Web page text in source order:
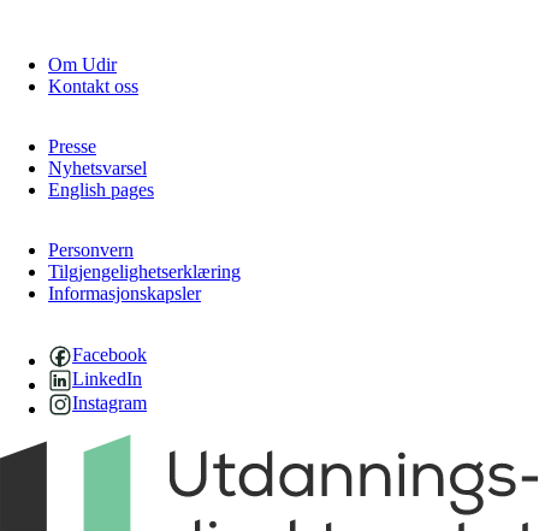
Om Udir
Kontakt oss
Presse
Nyhetsvarsel
English pages
Personvern
Tilgjengelighetserklæring
Informasjonskapsler
Facebook
LinkedIn
Instagram